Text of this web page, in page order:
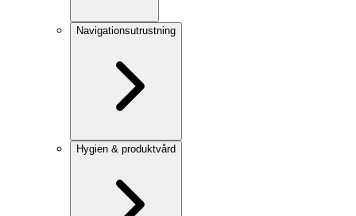
Navigationsutrustning
Hygien & produktvård